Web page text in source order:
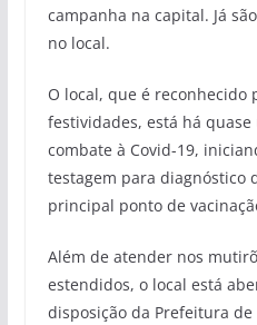
campanha na capital. Já
no local.
O local, que é reconhecido
festividades, está há
combate à Covid-19,
testagem para diagnóstico
principal ponto de
Além de atender nos
estendidos, o local está
disposição da Prefeitura